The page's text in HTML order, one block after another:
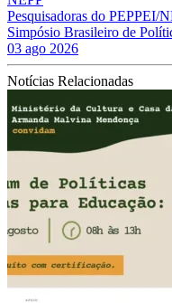
Pesquisadoras do PEPPEI/
Simpósio Brasileiro de
03 ago 2026
Notícias Relacionadas